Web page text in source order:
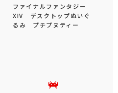
ファイナルファンタジー
XIV デスクトップぬいぐ
るみ プチプヌティー